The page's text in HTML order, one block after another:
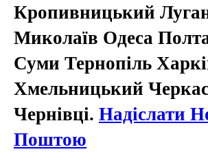
Кропивницький
Миколаїв Одеса
Суми Тернопіль
Хмельницький
Чернівці. Надіслати
Поштою